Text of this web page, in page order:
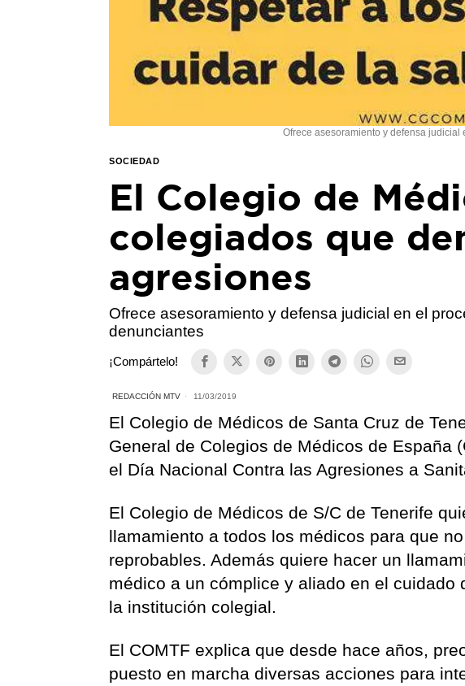
Ofrece asesoramiento y defensa
SOCIEDAD
El Colegio de
colegiados que
agresiones
Ofrece asesoramiento y defensa judicial en el
denunciantes
¡Compártelo!
REDACCIÓN MTV 11/03/2019
El Colegio de Médicos de Santa Cruz de
General de Colegios de Médicos de España
el Día Nacional Contra las Agresiones a
El Colegio de Médicos de S/C de Tenerife
llamamiento a todos los médicos para que
reprobables. Además quiere hacer un
médico a un cómplice y aliado en el
la institución colegial.
El COMTF explica que desde hace años,
puesto en marcha diversas acciones para